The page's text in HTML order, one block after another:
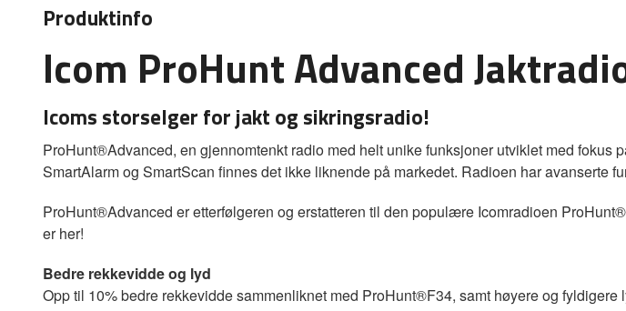
Produktinfo
Icom ProHunt Advanced
Icoms storselger for jakt og sikringsradio!
ProHunt®Advanced, en gjennomtenkt radio med helt unike funksjoner utviklet med
SmartAlarm og SmartScan finnes det ikke liknende på markedet. Radioen har avanserte
ProHunt®Advanced er etterfølgeren og erstatteren til den populære Icomradioen
er her!
Bedre rekkevidde og lyd
Opp til 10% bedre rekkevidde sammenliknet med ProHunt®F34, samt høyere og fyldigere